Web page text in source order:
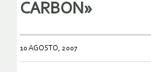
CARBON»
10 AGOSTO, 2007